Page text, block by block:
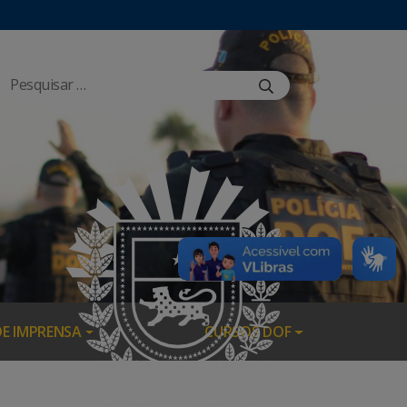
IMPRENSA CURSOS DOF